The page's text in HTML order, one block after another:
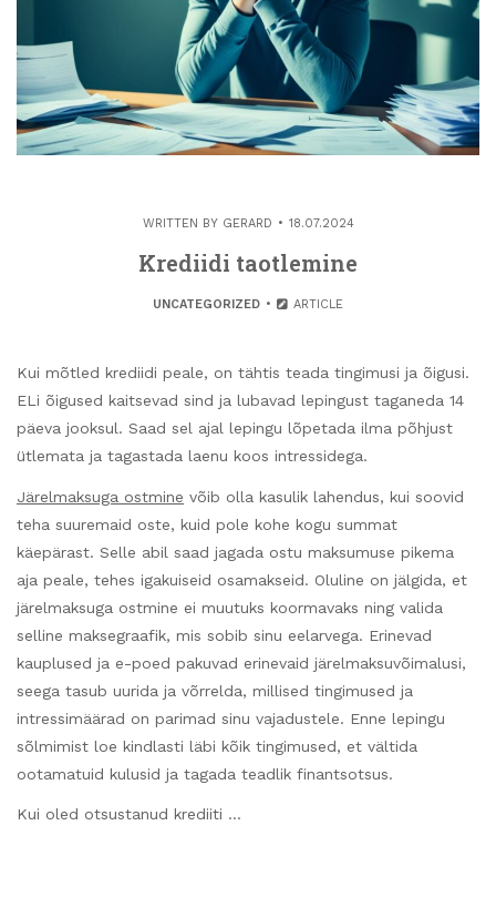
WRITTEN BY GERARD 18.07.2024
Krediidi taotlemine
UNCATEGORIZED ARTICLE
Kui mõtled krediidi peale, on tähtis teada tingimusi ja õigusi.
ELi õigused kaitsevad sind ja lubavad lepingust taganeda 14
päeva jooksul. Saad sel ajal lepingu lõpetada ilma põhjust
ütlemata ja tagastada laenu koos intressidega.
Järelmaksuga ostmine võib olla kasulik lahendus, kui soovid
teha suuremaid oste, kuid pole kohe kogu summat
käepärast. Selle abil saad jagada ostu maksumuse pikema
aja peale, tehes igakuiseid osamakseid. Oluline on jälgida, et
järelmaksuga ostmine ei muutuks koormavaks ning valida
selline maksegraafik, mis sobib sinu eelarvega. Erinevad
kauplused ja e-poed pakuvad erinevaid järelmaksuvõimalusi,
seega tasub uurida ja võrrelda, millised tingimused ja
intressimäärad on parimad sinu vajadustele. Enne lepingu
sõlmimist loe kindlasti läbi kõik tingimused, et vältida
ootamatuid kulusid ja tagada teadlik finantsotsus.
Kui oled otsustanud krediiti …